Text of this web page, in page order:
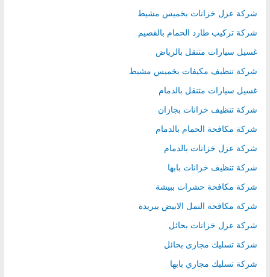
شركة عزل خزانات بخميس مشيط
شركة تركيب طارد الحمام بالقصيم
غسيل سيارات متنقل بالرياض
شركة تنظيف مكيفات بخميس مشيط
غسيل سيارات متنقل بالدمام
شركة تنظيف خزانات بجازان
شركة مكافحة الحمام بالدمام
شركة عزل خزانات بالدمام
شركة تنظيف خزانات بابها
شركة مكافحة حشرات ببيشة
شركة مكافحة النمل الابيض ببريدة
شركة عزل خزانات بحائل
شركة تسليك مجارى بحائل
شركة تسليك مجاري بابها